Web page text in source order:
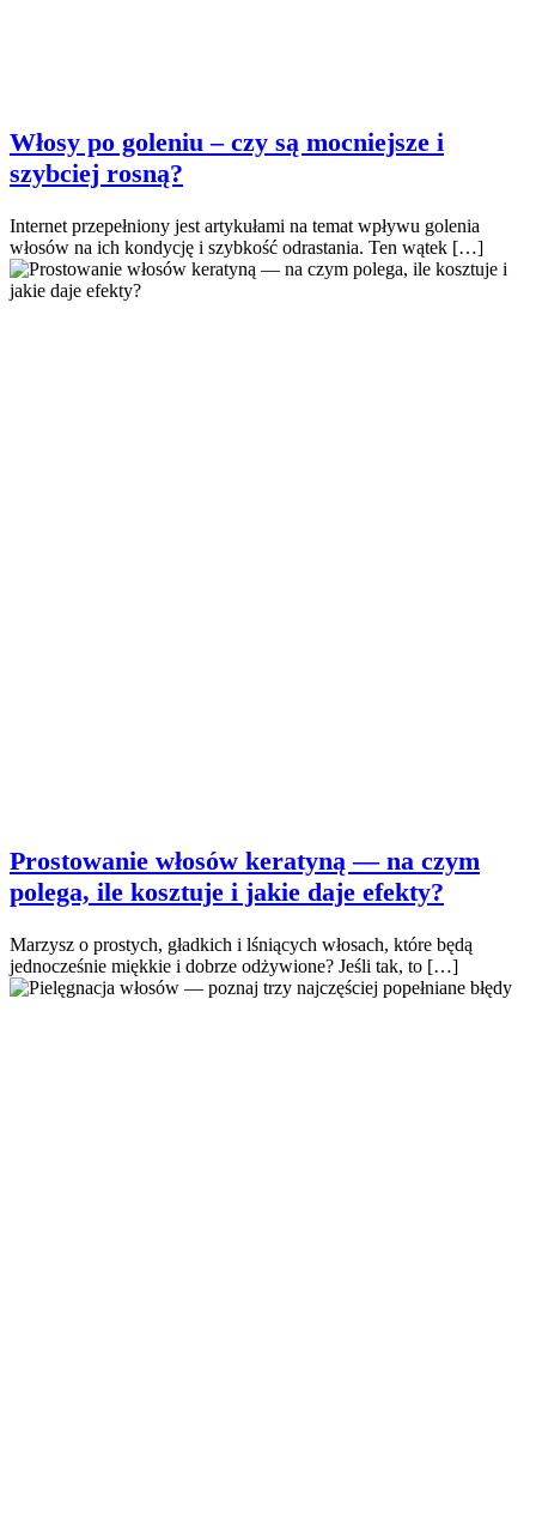
Włosy po goleniu – czy są mocniejsze i
szybciej rosną?
Internet przepełniony jest artykułami na temat wpływu golenia
włosów na ich kondycję i szybkość odrastania. Ten wątek […]
Prostowanie włosów keratyną — na czym
polega, ile kosztuje i jakie daje efekty?
Marzysz o prostych, gładkich i lśniących włosach, które będą
jednocześnie miękkie i dobrze odżywione? Jeśli tak, to […]